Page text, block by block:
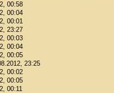
00:58
00:04
00:01
23:27
00:03
00:04
00:05
23:25
00:02
00:05
00:11